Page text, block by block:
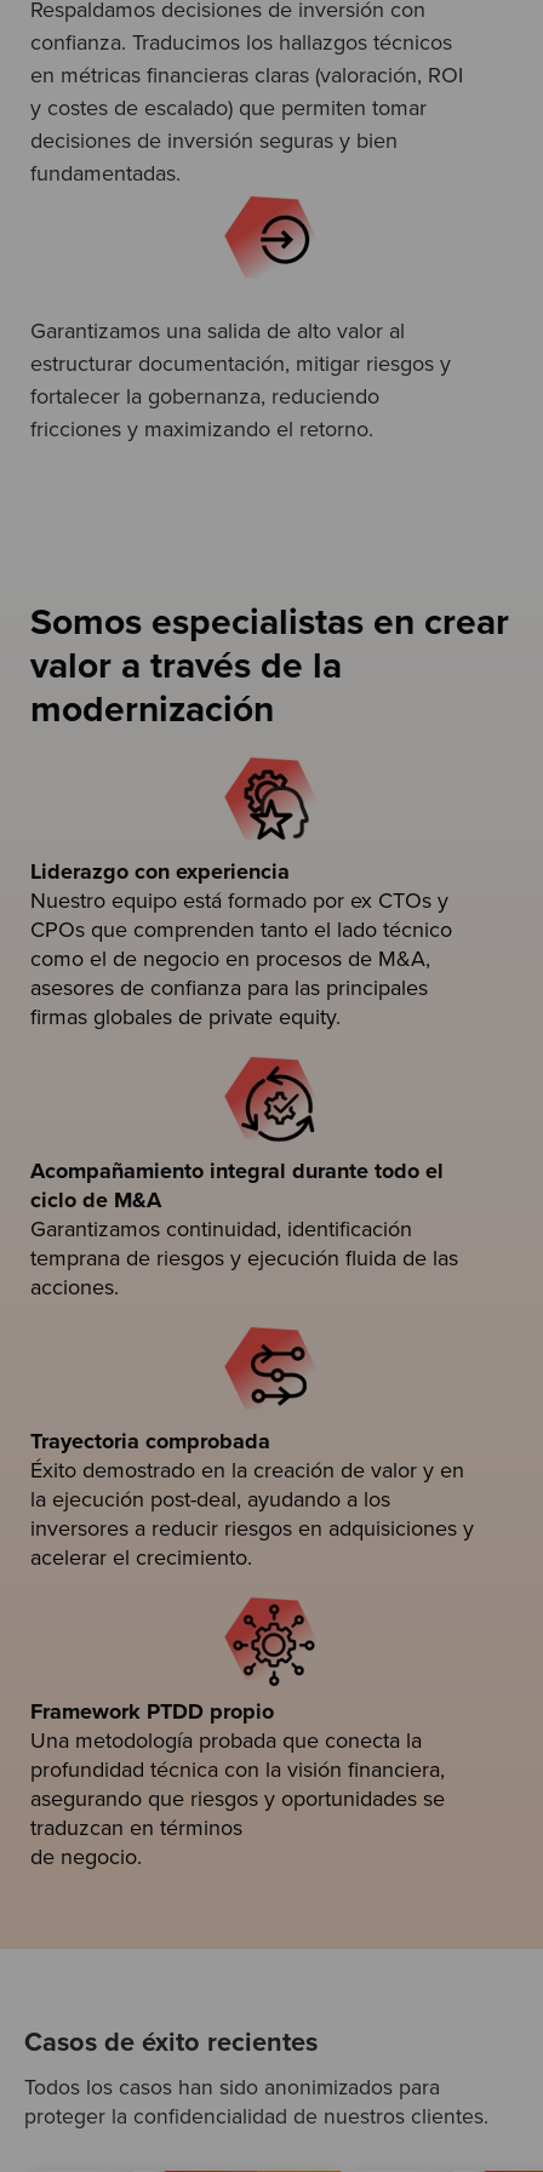
Respaldamos decisiones de inversión con
confianza. Traducimos los hallazgos técnicos
en métricas financieras claras (valoración, ROI
y costes de escalado) que permiten tomar
decisiones de inversión seguras y bien
fundamentadas.
Garantizamos una salida de alto valor al
estructurar documentación, mitigar riesgos y
fortalecer la gobernanza, reduciendo
fricciones y maximizando el retorno.
Somos especialistas en crear
valor a través de la
modernización
Liderazgo con experiencia
Nuestro equipo está formado por ex CTOs y
CPOs que comprenden tanto el lado técnico
como el de negocio en procesos de M&A,
asesores de confianza para las principales
firmas globales de private equity.
Acompañamiento integral durante todo el
ciclo de M&A
Garantizamos continuidad, identificación
temprana de riesgos y ejecución fluida de las
acciones.
Trayectoria comprobada
Éxito demostrado en la creación de valor y en
la ejecución post-deal, ayudando a los
inversores a reducir riesgos en adquisiciones y
acelerar el crecimiento.
Framework PTDD propio
Una metodología probada que conecta la
profundidad técnica con la visión financiera,
asegurando que riesgos y oportunidades se
traduzcan en términos
de negocio.
Casos de éxito recientes
Todos los casos han sido anonimizados para
proteger la confidencialidad de nuestros clientes.